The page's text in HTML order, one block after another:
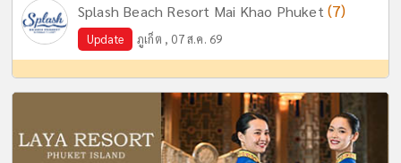
Splash Beach Resort Mai Khao Phuket (7)
Update ภูเก็ต , 07 ส.ค. 69